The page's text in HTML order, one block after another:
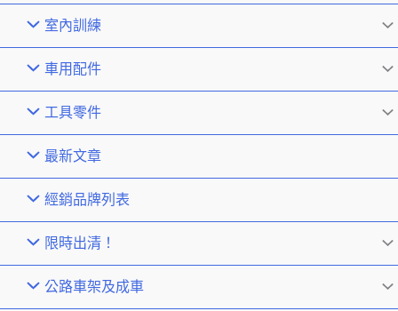
室內訓練
車用配件
工具零件
最新文章
經銷品牌列表
限時出清！
公路車架及成車